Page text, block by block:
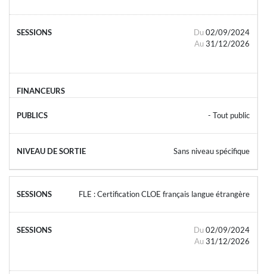
Du 02/09/2024
Au 31/12/2026
- Tout public
Sans niveau spécifique
FLE : Certification CLOE français langue étrangère
Du 02/09/2024
Au 31/12/2026